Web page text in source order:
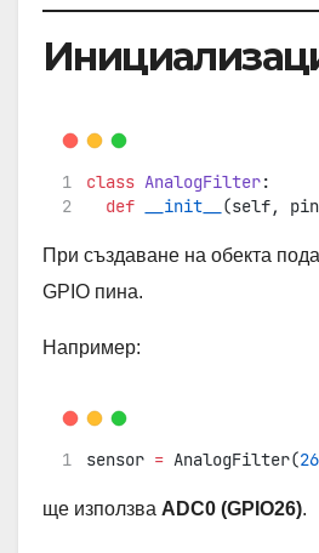
class AnalogFilter:
def
__init__ (self,
При създаване на обекта
GPIO пина.
Например:
sensor = AnalogFilter(26
ще използва ADC0 (GPIO26).